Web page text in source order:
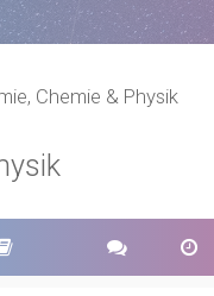
Chemie & Physik